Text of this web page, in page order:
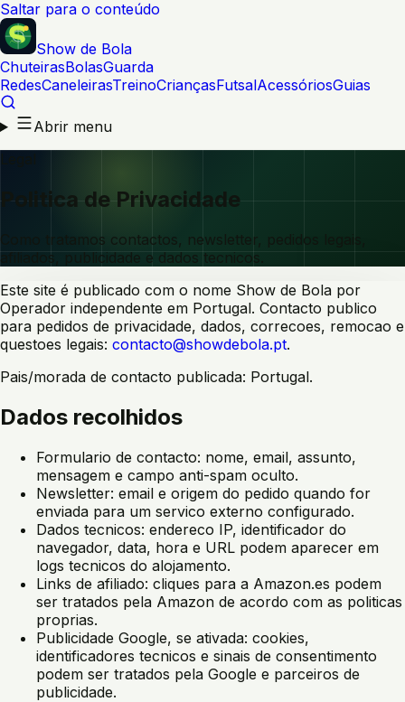
Saltar para o conteúdo
Show de Bola
ChuteirasBolasGuarda
RedesCaneleirasTreinoCriançasFutsalAcessóriosGuias
Abrir menu
Politica de Privacidade
Como tratamos contactos, newsletter, pedidos legais,
afiliados, publicidade e dados tecnicos.
Este site é publicado com o nome Show de Bola por
Operador independente em Portugal. Contacto publico
para pedidos de privacidade, dados, correcoes, remocao e
questoes legais: contacto@showdebola.pt.
Pais/morada de contacto publicada: Portugal.
Dados recolhidos
Formulario de contacto: nome, email, assunto,
mensagem e campo anti-spam oculto.
Newsletter: email e origem do pedido quando for
enviada para um servico externo configurado.
Dados tecnicos: endereco IP, identificador do
navegador, data, hora e URL podem aparecer em
logs tecnicos do alojamento.
Links de afiliado: cliques para a Amazon.es podem
ser tratados pela Amazon de acordo com as politicas
proprias.
Publicidade Google, se ativada: cookies,
identificadores tecnicos e sinais de consentimento
podem ser tratados pela Google e parceiros de
publicidade.